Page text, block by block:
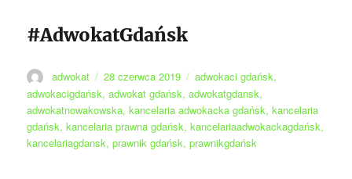
#AdwokatGdańsk
Autor
adwokat
Data
publikacji
28 czerwca 2019 Tagi
adwokaci gdańsk,
adwokacigdańsk,adwokat gdańsk,adwokatgdansk,
adwokatnowakowska,kancelaria adwokacka gdańsk,kancelaria
gdańsk,kancelaria prawna gdańsk,kancelariaadwokackagdańsk,
kancelariagdansk,prawnik gdańsk,prawnikgdańsk